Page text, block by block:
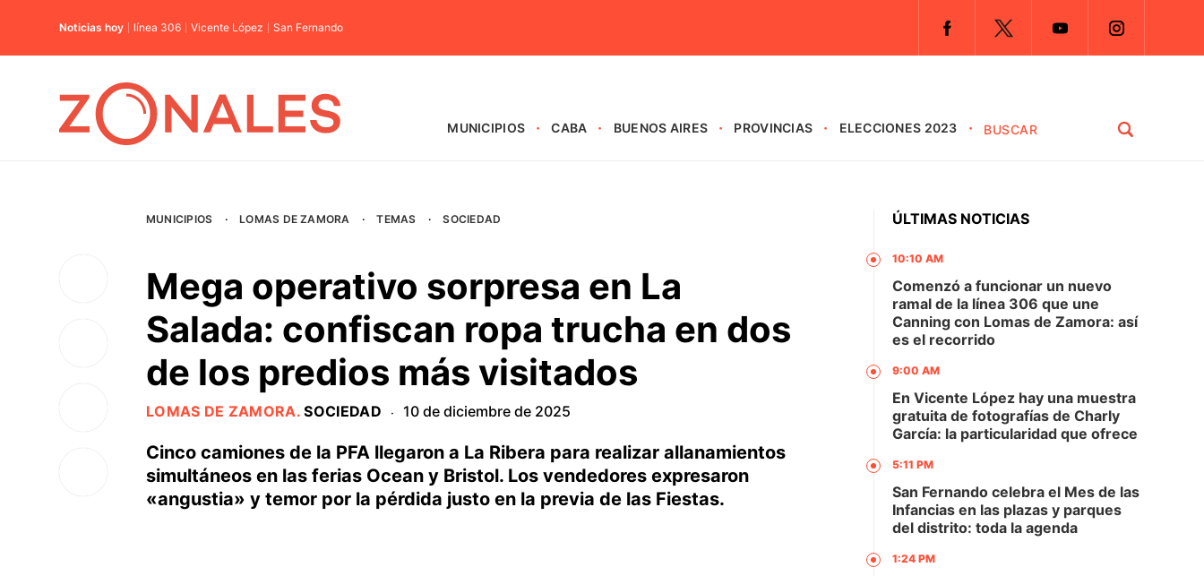
Noticias hoy línea 306 Vicente López San Fernando
MUNICIPIOS CABA BUENOS AIRES PROVINCIAS ELECCIONES 2023
MUNICIPIOS · LOMAS DE ZAMORA · TEMAS · SOCIEDAD
Mega operativo sorpresa en La
Salada: confiscan ropa trucha en dos
de los predios más visitados
LOMAS DE ZAMORA.SOCIEDAD · 10 de diciembre de 2025
Cinco camiones de la PFA llegaron a La Ribera para realizar allanamientos
simultáneos en las ferias Ocean y Bristol. Los vendedores expresaron
«angustia» y temor por la pérdida justo en la previa de las Fiestas.
ÚLTIMAS NOTICIAS
10:10 AM
Comenzó a funcionar un nuevo
ramal de la línea 306 que une
Canning con Lomas de Zamora: así
es el recorrido
9:00 AM
En Vicente López hay una muestra
gratuita de fotografías de Charly
García: la particularidad que ofrece
5:11 PM
San Fernando celebra el Mes de las
Infancias en las plazas y parques
del distrito: toda la agenda
1:24 PM